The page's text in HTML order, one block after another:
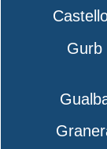
Gurb